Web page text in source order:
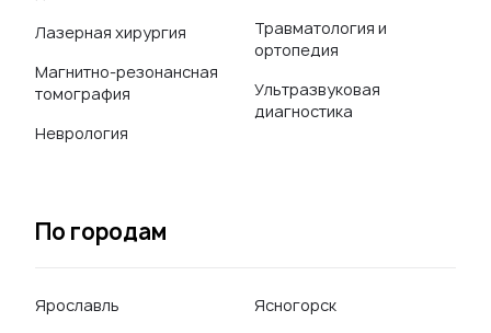
Лазерная хирургия
Магнитно-резонансная
томография
Неврология
Травматология и
ортопедия
Ультразвуковая
диагностика
По городам
Ярославль
Ясногорск